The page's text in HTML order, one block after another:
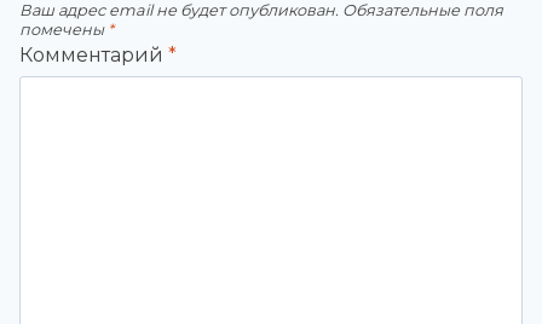
Ваш адрес email не будет опубликован. Обязательные поля
помечены *
Комментарий *